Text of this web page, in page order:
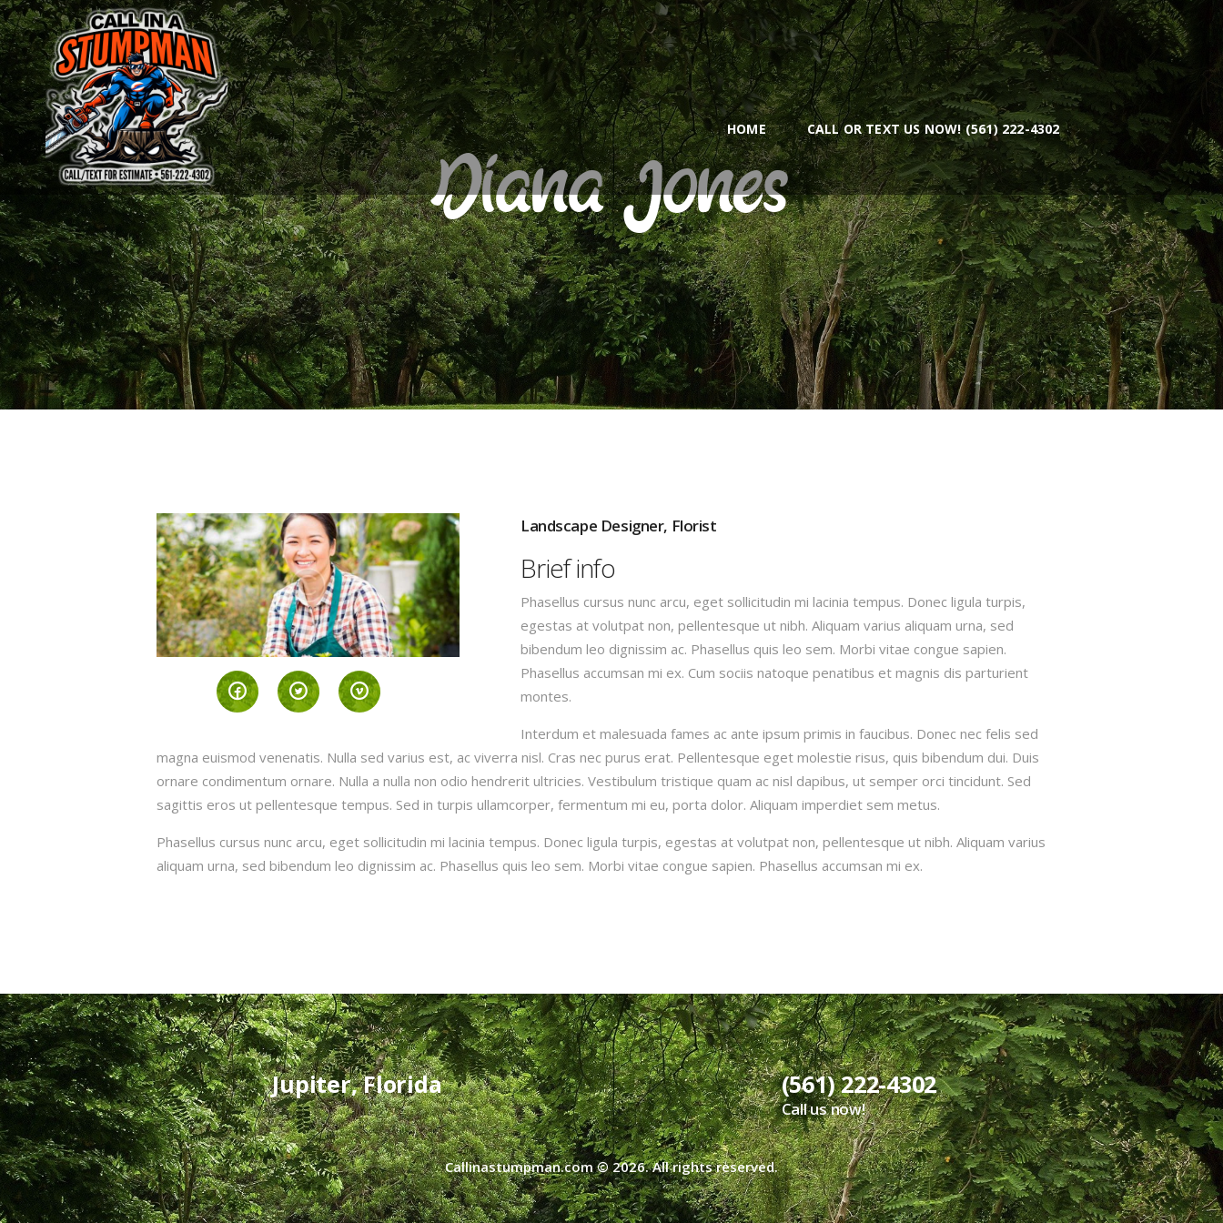
HOME CALL OR TEXT US NOW! (561) 222-4302
Diana Jones
HOME
CALL OR TEXT US
NOW! (561) 222-4302
Landscape Designer, Florist
Brief info
Phasellus cursus nunc arcu, eget sollicitudin mi lacinia tempus. Donec ligula turpis,
egestas at volutpat non, pellentesque ut nibh. Aliquam varius aliquam urna, sed
bibendum leo dignissim ac. Phasellus quis leo sem. Morbi vitae congue sapien.
Phasellus accumsan mi ex. Cum sociis natoque penatibus et magnis dis parturient
montes.
Interdum et malesuada fames ac ante ipsum primis in faucibus. Donec nec felis sed
magna euismod venenatis. Nulla sed varius est, ac viverra nisl. Cras nec purus erat. Pellentesque eget molestie risus, quis bibendum dui. Duis
ornare condimentum ornare. Nulla a nulla non odio hendrerit ultricies. Vestibulum tristique quam ac nisl dapibus, ut semper orci tincidunt. Sed
sagittis eros ut pellentesque tempus. Sed in turpis ullamcorper, fermentum mi eu, porta dolor. Aliquam imperdiet sem metus.
Phasellus cursus nunc arcu, eget sollicitudin mi lacinia tempus. Donec ligula turpis, egestas at volutpat non, pellentesque ut nibh. Aliquam varius
aliquam urna, sed bibendum leo dignissim ac. Phasellus quis leo sem. Morbi vitae congue sapien. Phasellus accumsan mi ex.
Jupiter, Florida (561) 222-4302
Call us now!
Callinastumpman.com© 2026. All rights reserved.